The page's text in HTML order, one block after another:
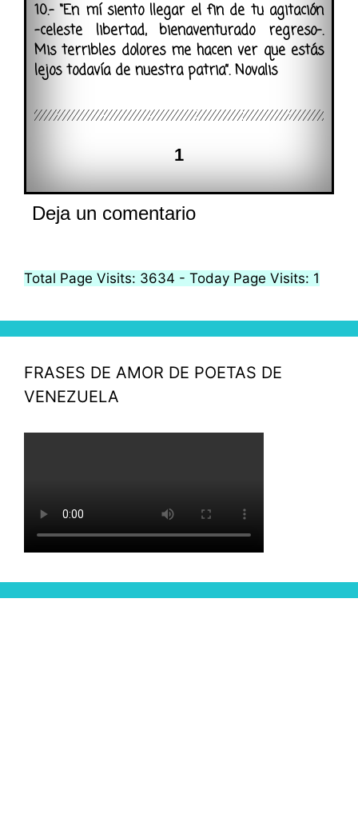
10.- “En mí siento llegar el fin de tu agitación
–celeste libertad, bienaventurado regreso–.
Mis terribles dolores me hacen ver que estás
lejos todavía de nuestra patria”. Novalis
1
Deja un comentario
Total Page Visits: 3634 - Today Page Visits: 1
FRASES DE AMOR DE POETAS DE
VENEZUELA